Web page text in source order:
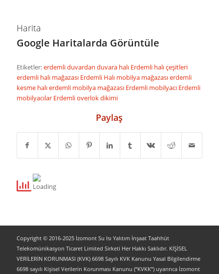
Harita
Google Haritalarda Görüntüle
Etiketler:erdemli duvardan duvara halı Erdemli halı çeşitleri
erdemli halı mağazası Erdemli Halı mobilya mağazasıerdemli
kesme halıerdemli mobilya mağazası Erdemli mobilyacı Erdemli
mobilyacılar Erdemli overlok dikimi
Paylaş
Copyright © 2016-2025 İzomont Su Isı Yalıtım İnşaat Taahhüt
Telekomünikasyon Ticaret Limited Sirketi Her Hakkı Saklıdır. KİŞİSEL
VERİLERİN KORUNMASI (KVK) 6698 Sayılı KVK Kanunu Yasal Bilgilendirme
6698 sayılı Kişisel Verilerin Korunması Kanunu (“KVKK”) uyarınca İzomont